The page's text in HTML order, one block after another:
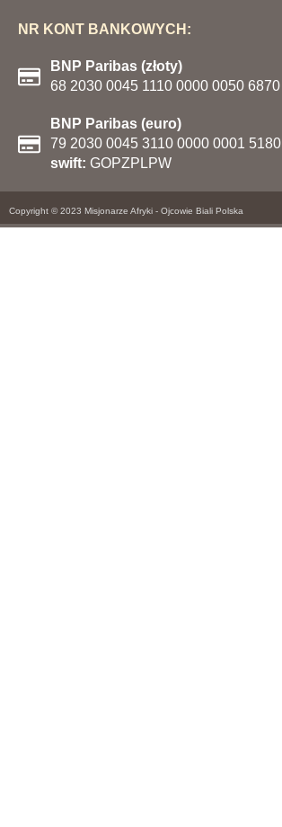
NR KONT BANKOWYCH:
BNP Paribas (złoty)
68 2030 0045 1110 0000 0050 6870
BNP Paribas (euro)
79 2030 0045 3110 0000 0001 5180
swift: GOPZPLPW
Copyright © 2023 Misjonarze Afryki - Ojcowie Biali Polska